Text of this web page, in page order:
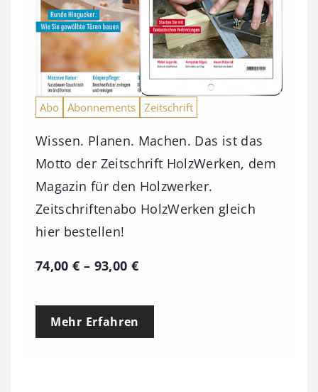
Abo Abonnements Zeitschrift
Wissen. Planen. Machen. Das ist das
Motto der Zeitschrift HolzWerken, dem
Magazin für den Holzwerker.
Zeitschriftenabo HolzWerken gleich
hier bestellen!
74,00€ – 93,00 €P
e
Mehr Erfahren